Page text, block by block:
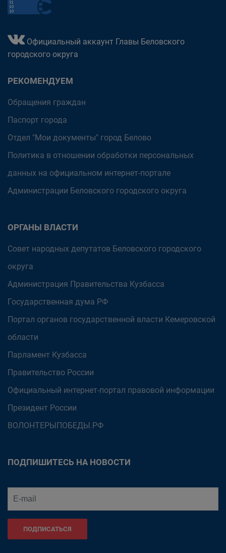
Официальный аккаунт Главы Беловского
городского округа
РЕКОМЕНДУЕМ
Обращения граждан
Паспорт города
Отдел "Мои документы" город Белово
Политика в отношении обработки персональных
данных на официальном интернет-портале
Администрации Беловского городского округа
ОРГАНЫ ВЛАСТИ
Совет народных депутатов Беловского городского
округа
Администрация Правительства Кузбасса
Государственная дума РФ
Портал органов государственной власти Кемеровской
области
Парламент Кузбасса
Правительство России
Официальный интернет-портал правовой информации
Президент России
ВОЛОНТЕРЫПОБЕДЫ.РФ
ПОДПИШИТЕСЬ НА НОВОСТИ
ПОДПИСАТЬСЯ